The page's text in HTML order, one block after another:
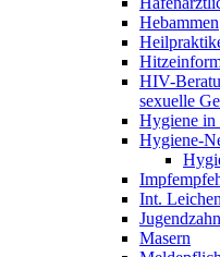
Hebammen
HIV-
sexuelle
Hygiene in
Hygiene-
Int.
Masern